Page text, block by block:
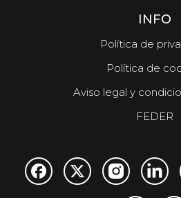
INFO
Política de
Política de
Aviso legal y
FEDER